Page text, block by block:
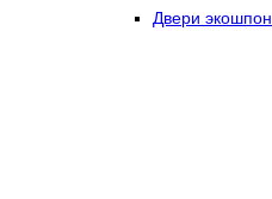
Двери экошпон